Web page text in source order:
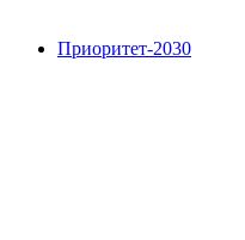
Приоритет-2030